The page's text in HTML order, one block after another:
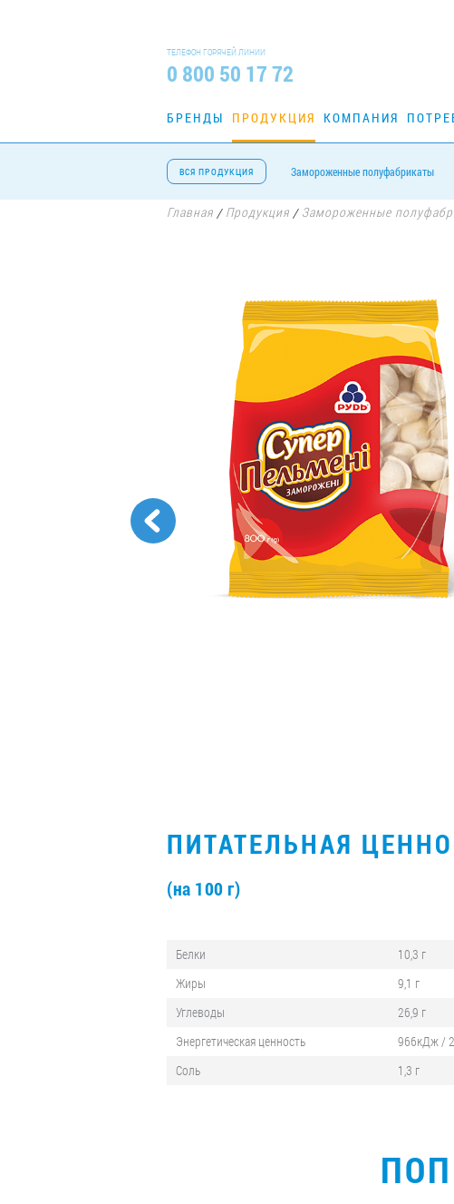
ТЕЛЕФОН ГОРЯЧЕЙ ЛИНИИ
0 800 50 17 72
БРЕНДЫ ПРОДУКЦИЯ КОМПАНИЯ
ВСЯ ПРОДУКЦИЯ Замороженные полуфабрикаты
Главная / Продукция / Замороженные
ПИТАТЕЛЬНАЯ
(на 100 г)
Белки
10,3 г
Жиры
9,1 г
Углеводы
26,9 г
Энергетическая ценность
966кДж /
Соль
1,3 г